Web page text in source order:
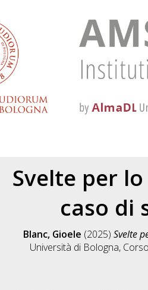
Svelte per
caso di
Blanc, Gioele (2025) Svelte
Università di Bologna,